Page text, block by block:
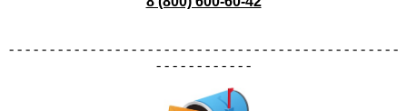
- - - - - - - - - - - - - - - - - - - - - - - - - - - - - - - - - - - - - - - - - - - - - - - -
- - - - - - - - - - - -